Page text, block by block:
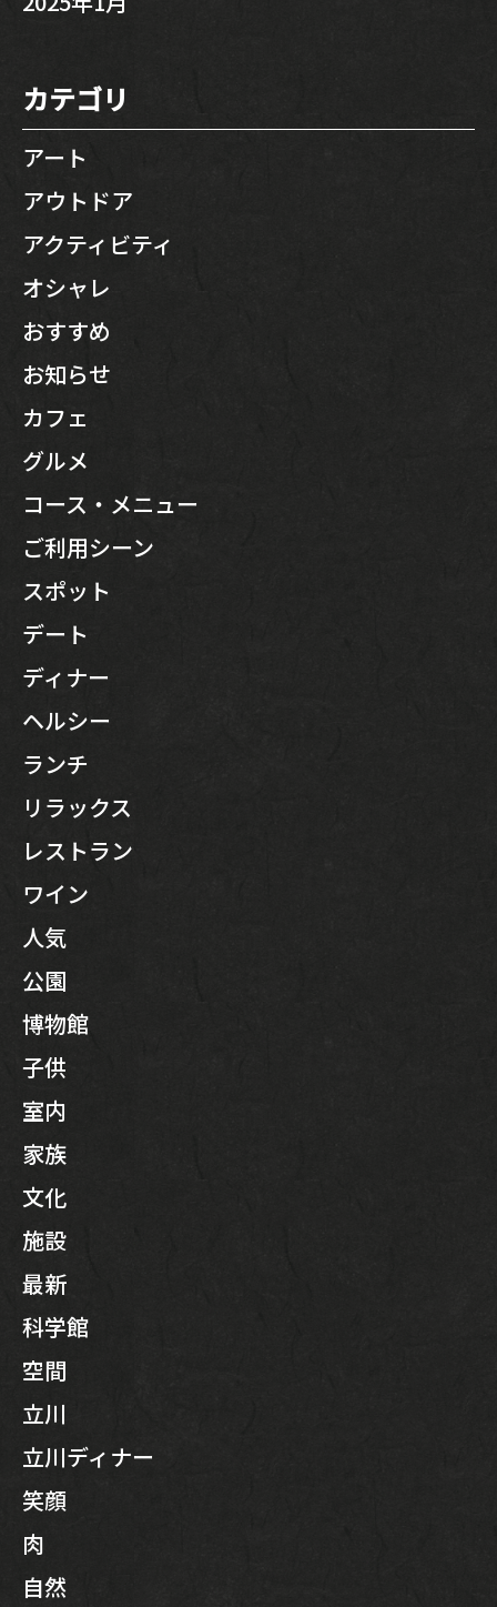
カテゴリ
アート
アウトドア
アクティビティ
オシャレ
おすすめ
お知らせ
カフェ
グルメ
コース・メニュー
ご利用シーン
スポット
デート
ディナー
ヘルシー
ランチ
リラックス
レストラン
ワイン
人気
公園
博物館
子供
室内
家族
文化
施設
最新
科学館
空間
立川
立川ディナー
笑顔
肉
自然